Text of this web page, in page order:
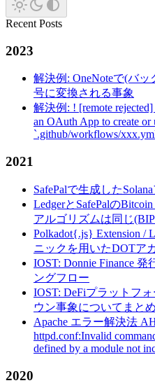
Recent Posts
2023
解決例: OneNoteで(バ
号に変換される事象
解決例: ! [remote
an OAuth App to create
`.github/workflows/
2021
SafePalで生成した
LedgerとSafePalの
アルゴリズムは同じ
Polkadot{.js} Extension /
ニックを用いたDOTア
IOST: Donnie Finance
ングフロー
IOST: DeFiプラットフ
ウン事象についてまと
Apache エラー解決法
httpd.conf:Invalid
defined by a module not
2020